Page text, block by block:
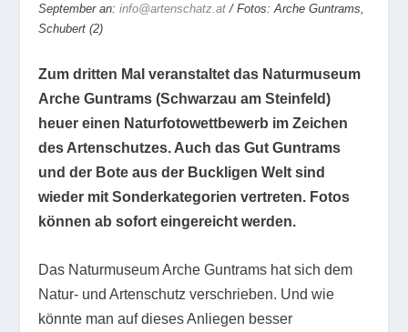
September an:info@artenschatz.at / Fotos: Arche Guntrams,
Schubert (2)
Zum dritten Mal veranstaltet das Naturmuseum
Arche Guntrams (Schwarzau am Steinfeld)
heuer einen Naturfotowettbewerb im Zeichen
des Artenschutzes. Auch das Gut Guntrams
und der Bote aus der Buckligen Welt sind
wieder mit Sonderkategorien vertreten. Fotos
können ab sofort eingereicht werden.
Das Naturmuseum Arche Guntrams hat sich dem
Natur- und Artenschutz verschrieben. Und wie
könnte man auf dieses Anliegen besser